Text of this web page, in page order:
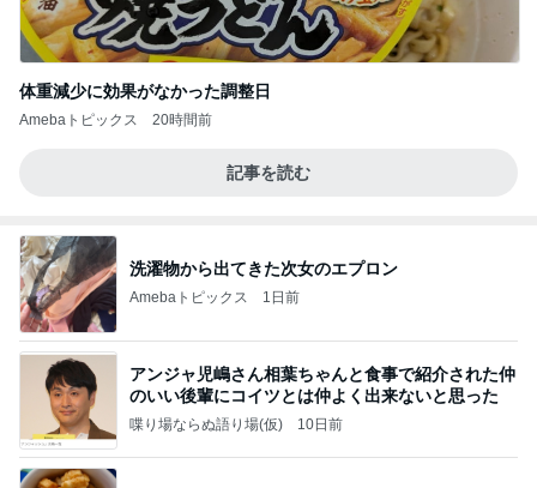
体重減少に効果がなかった調整日
Amebaトピックス 20時間前
記事を読む
洗濯物から出てきた次女のエプロン
Amebaトピックス 1日前
アンジャ児嶋さん相葉ちゃんと食事で紹介された仲
のいい後輩にコイツとは仲よく出来ないと思った
喋り場ならぬ語り場(仮) 10日前